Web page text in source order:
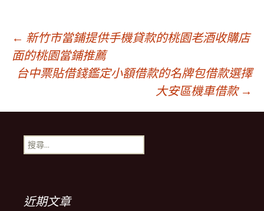
文
章
導
航
列
← 新竹市當鋪提供手機貸款的桃園老酒收購店
面的桃園當鋪推薦
台中票貼借錢鑑定小額借款的名牌包借款選擇
大安區機車借款 →
搜
尋
近期文章